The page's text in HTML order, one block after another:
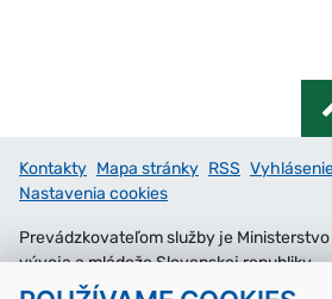
Kontakty Mapa stránky RSS
Nastavenia cookies
Prevádzkovateľom služby je
vývoja a mládeže Slovenskej republiky.